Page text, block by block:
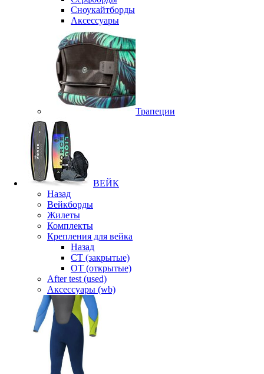
Сноукайтборды
Аксессуары
Трапеции
ВЕЙК
Назад
Вейкборды
Жилеты
Комплекты
Крепления для вейка
Назад
CT (закрытые)
OT (открытые)
After test (used)
Аксессуары (wb)